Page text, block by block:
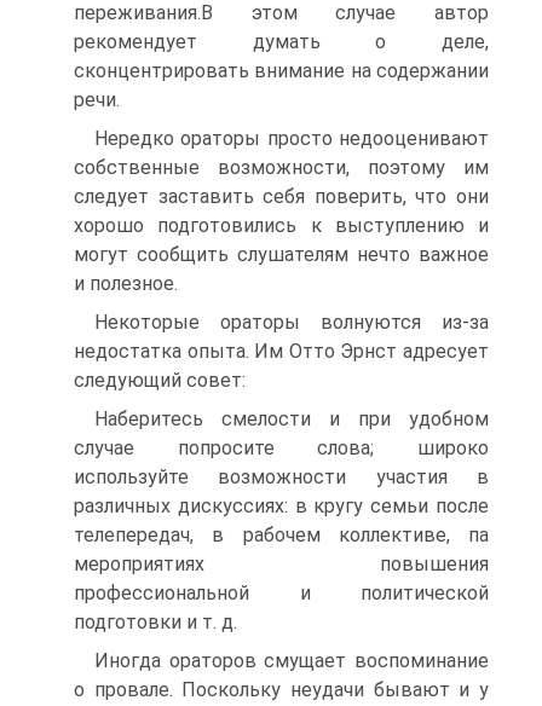
переживания.В этом случае автор
рекомендует думать о деле,
сконцентрировать внимание на содержании
речи.
Нередко ораторы просто недооценивают
собственные возможности, поэтому им
следует заставить себя поверить, что они
хорошо подготовились к выступлению и
могут сообщить слушателям нечто важное
и полезное.
Некоторые ораторы волнуются из-за
недостатка опыта. Им Отто Эрнст адресует
следующий совет:
Наберитесь смелости и при удобном
случае попросите слова; широко
используйте возможности участия в
различных дискуссиях: в кругу семьи после
телепередач, в рабочем коллективе, па
мероприятиях повышения
профессиональной и политической
подготовки и т. д.
Иногда ораторов смущает воспоминание
о провале. Поскольку неудачи бывают и у